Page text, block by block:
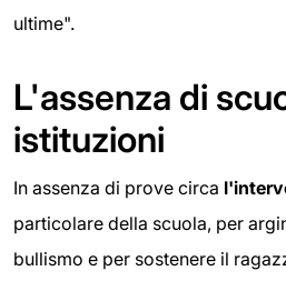
ultime".
L'assenza di
istituzioni
In assenza di prove circa
particolare della scuola, per
bullismo e per sostenere il